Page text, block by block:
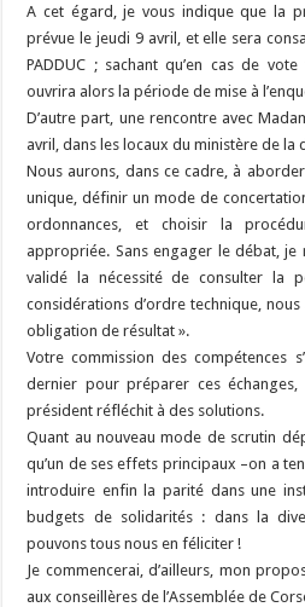
A cet égard, je vous indique que la
prévue le jeudi 9 avril, et elle sera
PADDUC ; sachant qu’en cas de
ouvrira alors la période de mise à
D’autre part, une rencontre avec
avril, dans les locaux du ministère de la
Nous aurons, dans ce cadre, à
unique, définir un mode de
ordonnances, et choisir la
appropriée. Sans engager le débat,
validé la nécessité de consulter la
considérations d’ordre technique,
obligation de résultat ».
Votre commission des compétences
dernier pour préparer ces
président réfléchit à des solutions.
Quant au nouveau mode de scrutin
qu’un de ses effets principaux –on a
introduire enfin la parité dans une
budgets de solidarités : dans la
pouvons tous nous en féliciter !
Je commencerai, d’ailleurs, mon
aux conseillères de l’Assemblée de